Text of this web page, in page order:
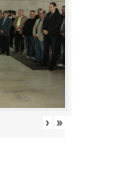
› »